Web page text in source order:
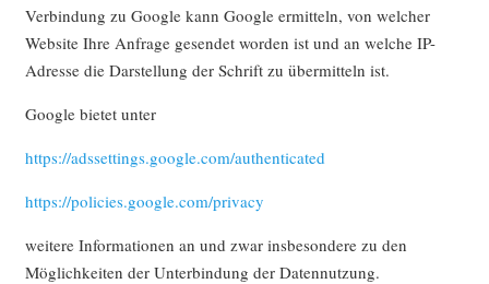
Verbindung zu Google kann Google ermitteln, von welcher
Website Ihre Anfrage gesendet worden ist und an welche IP-
Adresse die Darstellung der Schrift zu übermitteln ist.
Google bietet unter
https://adssettings.google.com/authenticated
https://policies.google.com/privacy
weitere Informationen an und zwar insbesondere zu den
Möglichkeiten der Unterbindung der Datennutzung.